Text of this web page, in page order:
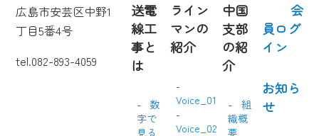
広島市安芸区中野1
丁目5番4号
tel.082-893-4059
送電
線工
事と
は
数
字で
見る
ライン
マンの
紹介
Voice_01
Voice_02
中国
支部
の紹
介
組
織概
要
会
員ログ
イン
お知ら
せ